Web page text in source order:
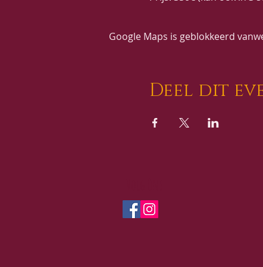
Google Maps is geblokkeerd
Deel dit